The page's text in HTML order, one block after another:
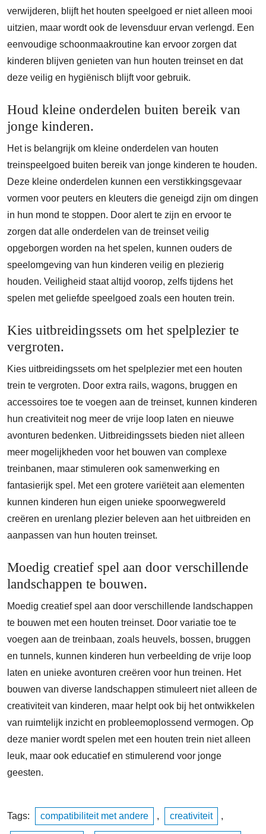
verwijderen, blijft het houten speelgoed er niet alleen mooi
uitzien, maar wordt ook de levensduur ervan verlengd. Een
eenvoudige schoonmaakroutine kan ervoor zorgen dat
kinderen blijven genieten van hun houten treinset en dat
deze veilig en hygiënisch blijft voor gebruik.
Houd kleine onderdelen buiten bereik van
jonge kinderen.
Het is belangrijk om kleine onderdelen van houten
treinspeelgoed buiten bereik van jonge kinderen te houden.
Deze kleine onderdelen kunnen een verstikkingsgevaar
vormen voor peuters en kleuters die geneigd zijn om dingen
in hun mond te stoppen. Door alert te zijn en ervoor te
zorgen dat alle onderdelen van de treinset veilig
opgeborgen worden na het spelen, kunnen ouders de
speelomgeving van hun kinderen veilig en plezierig
houden. Veiligheid staat altijd voorop, zelfs tijdens het
spelen met geliefde speelgoed zoals een houten trein.
Kies uitbreidingssets om het spelplezier te
vergroten.
Kies uitbreidingssets om het spelplezier met een houten
trein te vergroten. Door extra rails, wagons, bruggen en
accessoires toe te voegen aan de treinset, kunnen kinderen
hun creativiteit nog meer de vrije loop laten en nieuwe
avonturen bedenken. Uitbreidingssets bieden niet alleen
meer mogelijkheden voor het bouwen van complexe
treinbanen, maar stimuleren ook samenwerking en
fantasierijk spel. Met een grotere variëteit aan elementen
kunnen kinderen hun eigen unieke spoorwegwereld
creëren en urenlang plezier beleven aan het uitbreiden en
aanpassen van hun houten treinset.
Moedig creatief spel aan door verschillende
landschappen te bouwen.
Moedig creatief spel aan door verschillende landschappen
te bouwen met een houten treinset. Door variatie toe te
voegen aan de treinbaan, zoals heuvels, bossen, bruggen
en tunnels, kunnen kinderen hun verbeelding de vrije loop
laten en unieke avonturen creëren voor hun treinen. Het
bouwen van diverse landschappen stimuleert niet alleen de
creativiteit van kinderen, maar helpt ook bij het ontwikkelen
van ruimtelijk inzicht en probleemoplossend vermogen. Op
deze manier wordt spelen met een houten trein niet alleen
leuk, maar ook educatief en stimulerend voor jonge
geesten.
Tags: compatibiliteit met andere , creativiteit ,